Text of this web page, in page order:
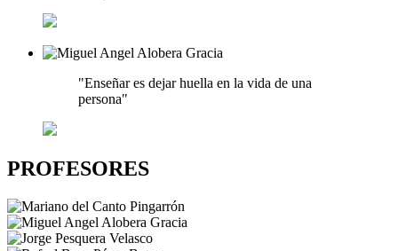
"Enseñar es dejar huella en la vida de una
persona"
PROFESORES